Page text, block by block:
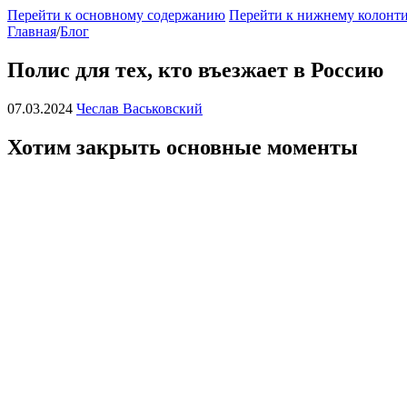
Перейти к основному содержанию Перейти к нижнему
Главная/Блог
Полис для тех, кто въезжает в Россию
07.03.2024 Чеслав Васьковский
Хотим закрыть основные моменты